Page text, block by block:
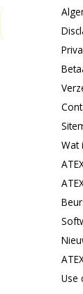
Wat
Use